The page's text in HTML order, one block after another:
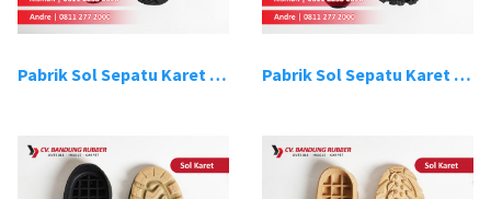
Pabrik Sol Sepatu Karet Bandung 15 Pabrik Sol Sepatu Karet Bandung 16